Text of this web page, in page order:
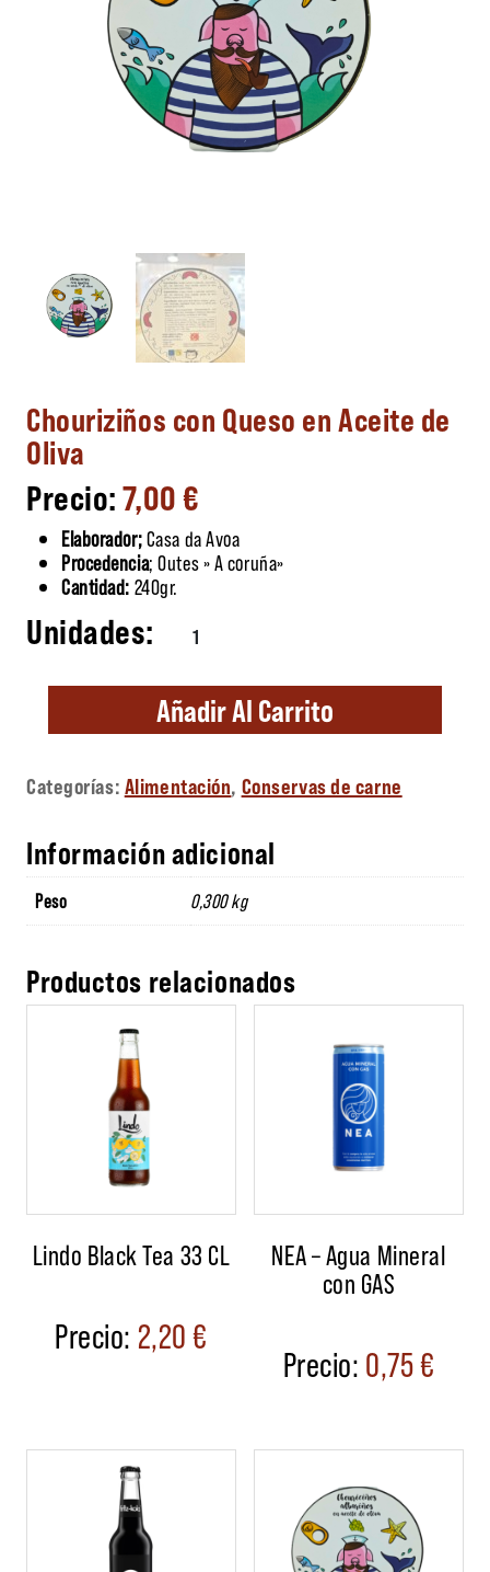
Chouriziños con Queso en Aceite de
Oliva
7,00€
Elaborador;Casa da Avoa
Procedencia; Outes » A coruña»
Cantidad: 240gr.
Chouriziños con Queso en Aceite de Oliva
Añadir Al Carrito
Categorías: Alimentación, Conservas de carne
Información adicional
Peso 0,300 kg
Productos relacionados
Lindo Black Tea 33 CL
2,20€
NEA – Agua Mineral
con GAS
0,75€